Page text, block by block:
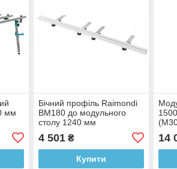
мм
Бічний профіль Raimondi
BM180 до модульного
столу 1240 мм
4 501₴
Купити
14